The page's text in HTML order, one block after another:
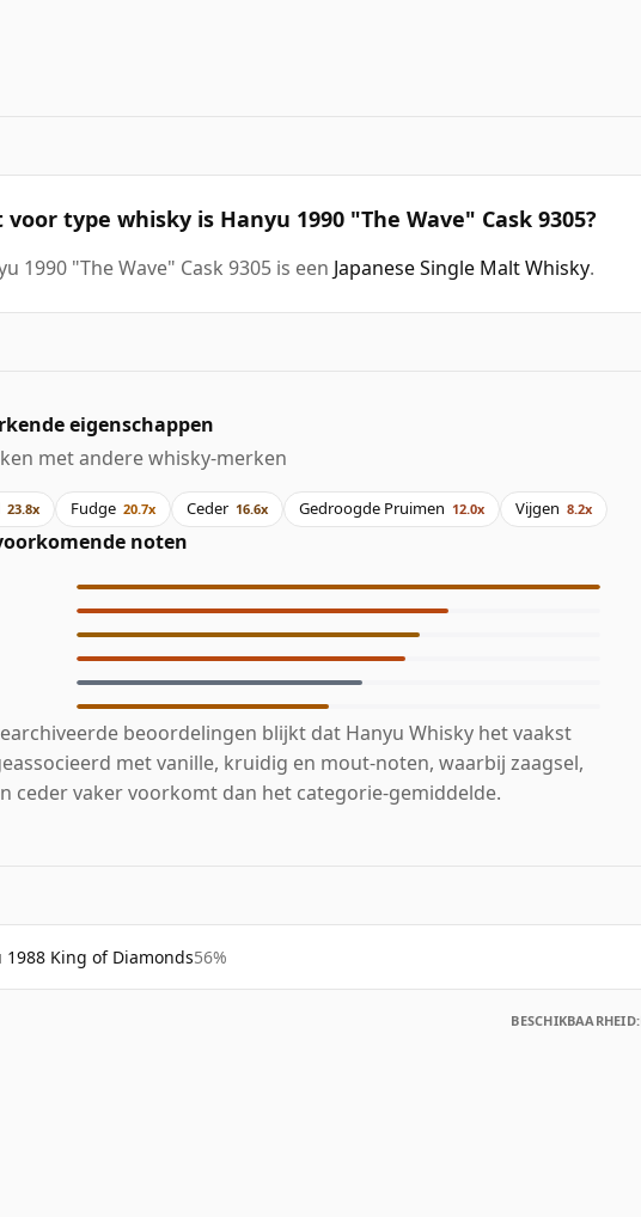
voor type whisky is Hanyu 1990 "The Wave" Cask 9305?
1990 "The Wave" Cask 9305 is een Japanese Single Malt Whisky.
eigenschappen
met andere whisky-merken
23.8x Fudge 20.7x Ceder 16.6x Gedroogde Pruimen 12.0x Vijgen 8.2x
noten
beoordelingen blijkt dat Hanyu Whisky het vaakst
met vanille, kruidig en mout-noten, waarbij zaagsel,
ceder vaker voorkomt dan het categorie-gemiddelde.
1988 King of Diamonds56%
BESCHIKBAARHEID: